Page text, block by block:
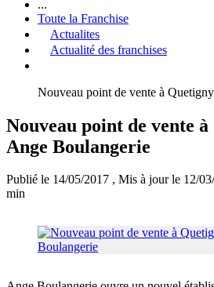
...
Toute la Franchise
Actualites
Actualité des franchises
Nouveau point de vente à
Nouveau point de vente
Ange Boulangerie
Publié le 14/05/2017 , Mis à jour le 12/
min